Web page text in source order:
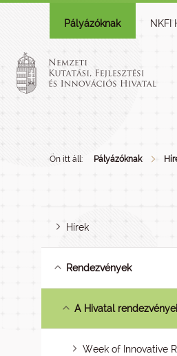
Pályázóknak NKFI
Ön itt áll: Pályázóknak
Hírek
Rendezvények
A Hivatal rendezvényei
Week of Innovative